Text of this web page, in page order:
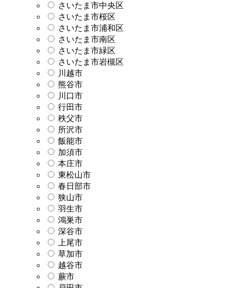
さいたま市中央区
さいたま市桜区
さいたま市浦和区
さいたま市南区
さいたま市緑区
さいたま市岩槻区
川越市
熊谷市
川口市
行田市
秩父市
所沢市
飯能市
加須市
本庄市
東松山市
春日部市
狭山市
羽生市
鴻巣市
深谷市
上尾市
草加市
越谷市
蕨市